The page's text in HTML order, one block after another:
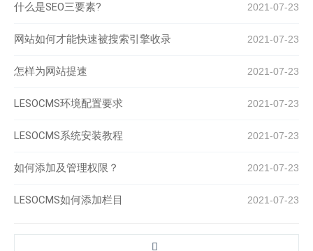
什么是SEO三要素? 2021-07-23
网站如何才能快速被搜索引擎收录 2021-07-23
怎样为网站提速 2021-07-23
LESOCMS环境配置要求 2021-07-23
LESOCMS系统安装教程 2021-07-23
如何添加及管理权限？ 2021-07-23
LESOCMS如何添加栏目 2021-07-23